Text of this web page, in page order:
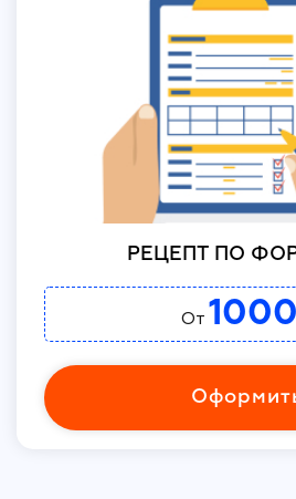
РЕЦЕПТ ПО
От 1000